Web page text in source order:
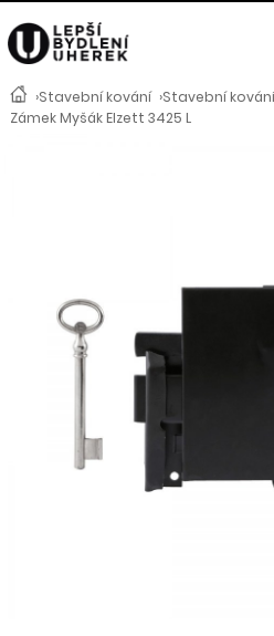
›Stavební kování ›Stavební
Zámek Myšák Elzett 3425 L